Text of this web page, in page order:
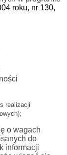
roku, nr 130,
realizacji
o wagach
do
informacji